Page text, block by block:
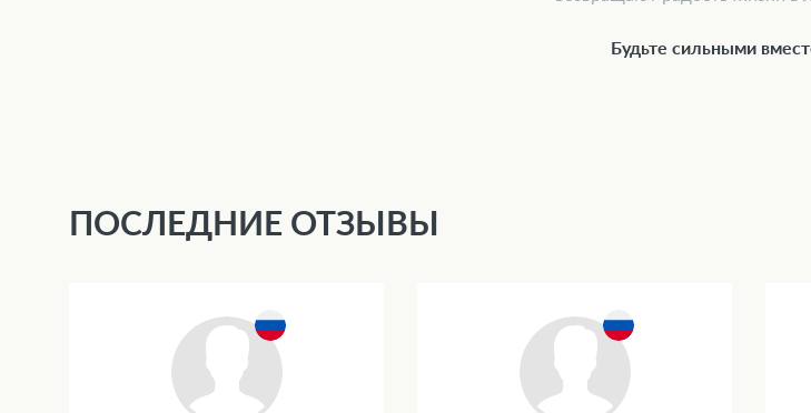
Будьте сильными
ПОСЛЕДНИЕ ОТЗЫВЫ